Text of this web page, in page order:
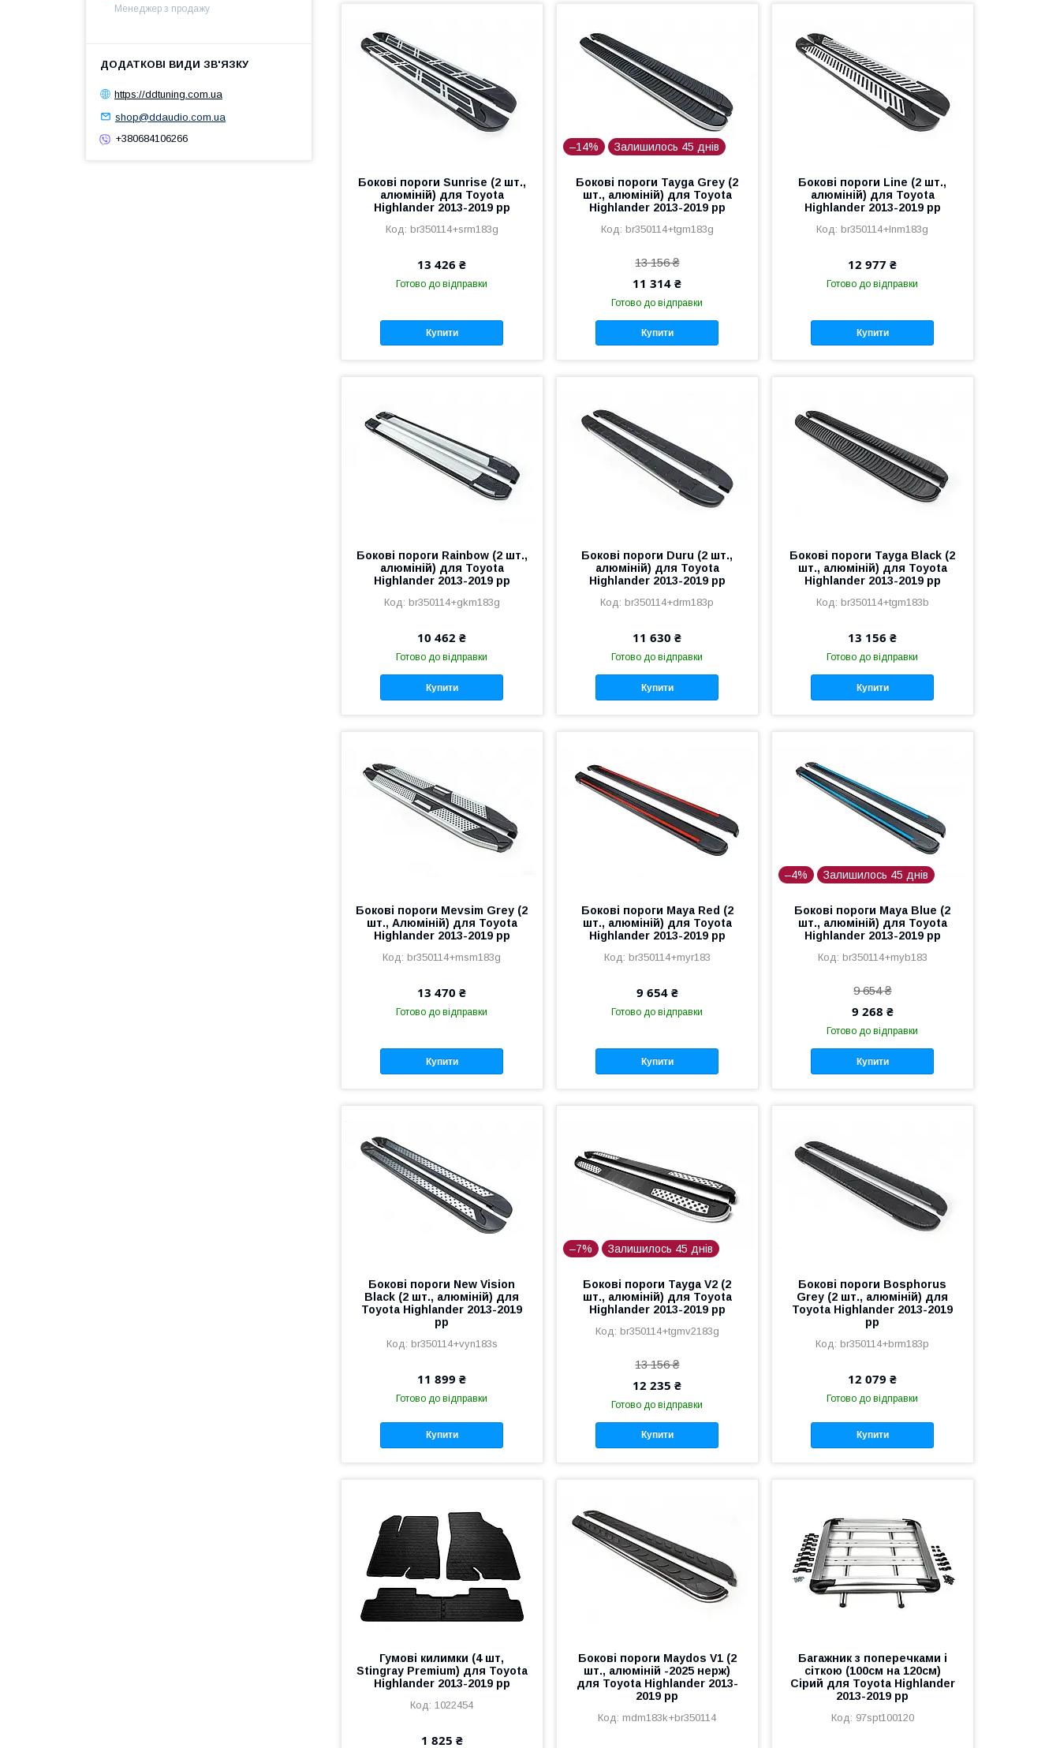
Бокові пороги Sunrise (2 шт.,
алюміній) для Toyota
Highlander 2013-2019 рр
br350114+srm183g
13 426 ₴
Готово до відправки
Купити
–14% Залишилось 45 днів
Бокові пороги Tayga Grey (2
шт., алюміній) для Toyota
Highlander 2013-2019 рр
br350114+tgm183g
13 156 ₴
11 314 ₴
Готово до відправки
Купити
Бокові пороги Line (2 шт.,
алюміній) для Toyota
Highlander 2013-2019 рр
br350114+lnm183g
12 977 ₴
Готово до відправки
Купити
Бокові пороги Rainbow (2 шт.,
алюміній) для Toyota
Highlander 2013-2019 рр
br350114+gkm183g
10 462 ₴
Готово до відправки
Купити
Бокові пороги Duru (2 шт.,
алюміній) для Toyota
Highlander 2013-2019 рр
br350114+drm183p
11 630 ₴
Готово до відправки
Купити
Бокові пороги Tayga Black (2
шт., алюміній) для Toyota
Highlander 2013-2019 рр
br350114+tgm183b
13 156 ₴
Готово до відправки
Купити
Бокові пороги Mevsim Grey (2
шт., Алюміній) для Toyota
Highlander 2013-2019 рр
br350114+msm183g
13 470 ₴
Готово до відправки
Купити
Бокові пороги Maya Red (2
шт., алюміній) для Toyota
Highlander 2013-2019 рр
br350114+myr183
9 654 ₴
Готово до відправки
Купити
–4% Залишилось 45 днів
Бокові пороги Maya Blue (2
шт., алюміній) для Toyota
Highlander 2013-2019 рр
br350114+myb183
9 654 ₴
9 268 ₴
Готово до відправки
Купити
Бокові пороги New Vision
Black (2 шт., алюміній) для
Toyota Highlander 2013-2019
рр
br350114+vyn183s
11 899 ₴
Готово до відправки
Купити
–7% Залишилось 45 днів
Бокові пороги Tayga V2 (2
шт., алюміній) для Toyota
Highlander 2013-2019 рр
br350114+tgmv2183g
13 156 ₴
12 235 ₴
Готово до відправки
Купити
Бокові пороги Bosphorus
Grey (2 шт., алюміній) для
Toyota Highlander 2013-2019
рр
br350114+brm183p
12 079 ₴
Готово до відправки
Купити
Гумові килимки (4 шт,
Stingray Premium) для Toyota
Highlander 2013-2019 рр
1022454
1 825 ₴
Бокові пороги Maydos V1 (2
шт., алюміній -2025 нерж)
для Toyota Highlander 2013-
2019 рр
mdm183k+br350114
Багажник з поперечками і
сіткою (100см на 120см)
Сірий для Toyota Highlander
2013-2019 рр
97spt100120
Менеджер з продажу
https://ddtuning.com.ua
shop@ddaudio.com.ua
+380684106266